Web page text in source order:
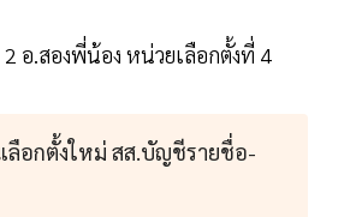
2 อ.สองพี่น้อง หน่วยเลือกตั้งที่ 4
ลือกตั้งใหม่ สส.บัญชีรายชื่อ-